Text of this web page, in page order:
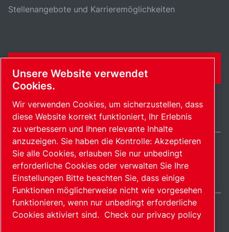
Stellenangebote und Karrieremöglichkeiten
KONTAKTFORMULAR
SitemapCookies verwalten© 2026 Copyright.
Switzerland / DE
Unsere Website verwendet
Cookies.
Wir verwenden Cookies, um sicherzustellen, dass
diese Website korrekt funktioniert, Ihr Erlebnis
zu verbessern und Ihnen relevante Inhalte
anzuzeigen. Sie haben die Kontrolle: Akzeptieren
Sie alle Cookies, erlauben Sie nur unbedingt
erforderliche Cookies oder verwalten Sie Ihre
Einstellungen Bitte beachten Sie, dass einige
Funktionen möglicherweise nicht wie vorgesehen
funktionieren, wenn nur unbedingt erforderliche
Cookies aktiviert sind. Check our privacy policy